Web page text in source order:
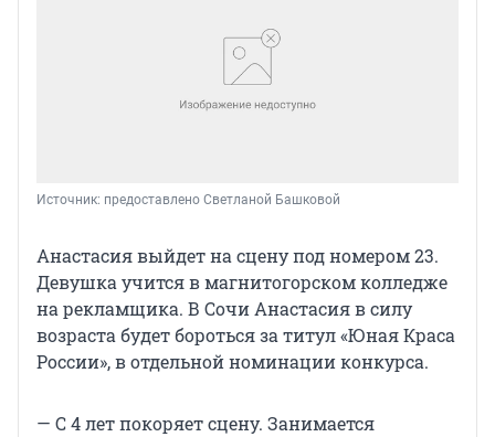
Источник: предоставлено Светланой Башковой
Анастасия выйдет на сцену под номером 23.
Девушка учится в магнитогорском колледже
на рекламщика. В Сочи Анастасия в силу
возраста будет бороться за титул «Юная Краса
России», в отдельной номинации конкурса.
— С 4 лет покоряет сцену. Занимается